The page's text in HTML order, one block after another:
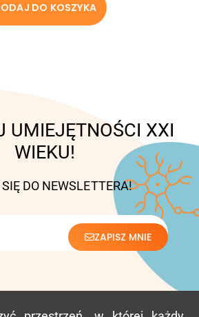
DO KOSZYKA
UMIEJĘTNOŚCI XXI
WIEKU!
DO NEWSLETTERA!
ZAPISZ MNIE